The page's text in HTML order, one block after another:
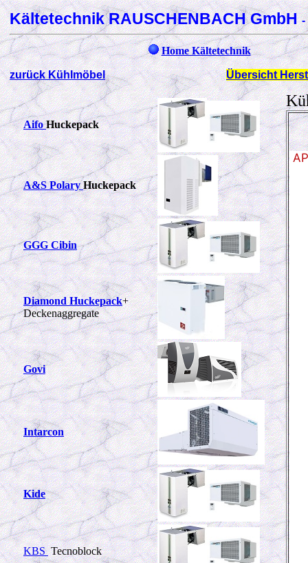
Kältetechnik RAUSCHENBACH GmbH-
Home Kältetechnik
zurück Kühlmöbel Übersicht
AifoHuckepack
A&S PolaryHuckepack
GGG Cibin
Diamond Huckepack+
Deckenaggregate
Govi
Intarcon
Kide
KBS Tecnoblock